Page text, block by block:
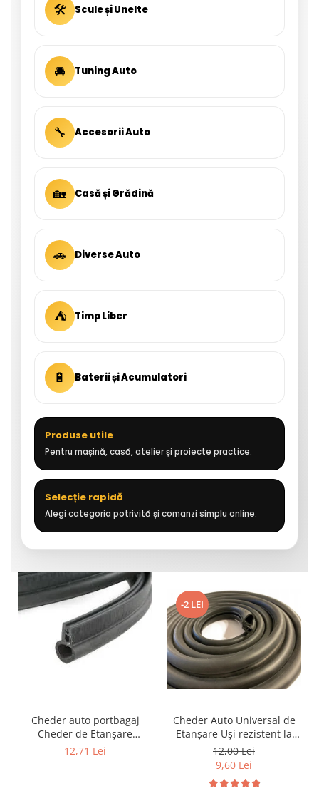
🛠 Scule și Unelte
🚘 Tuning Auto
🔧 Accesorii Auto
🏡 Casă și Grădină
🚗 Diverse Auto
⛺ Timp Liber
🔋 Baterii și Acumulatori
Produse utile
Pentru mașină, casă, atelier și proiecte practice.
Selecție rapidă
Alegi categoria potrivită și comanzi simplu online.
Cheder auto portbagaj
Cheder de Etanșare
Profesional din Cauciuc -
12,71 Lei
-2 LEI
Cheder Auto Universal de
Etanșare Uși rezistent la
intemperii, raze UV,
îmbătrânire și temperaturi
extreme
12,00 Lei
9,60 Lei